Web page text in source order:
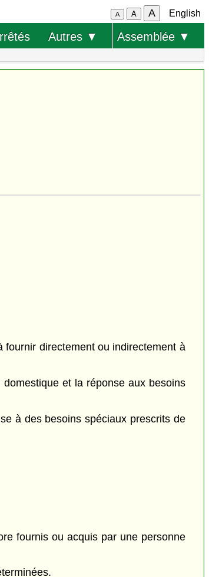
A A A English
Autres ▼ Assemblée ▼
directement ou indirectement à
et la réponse aux besoins
à des besoins spéciaux prescrits de
fournis ou acquis par une personne